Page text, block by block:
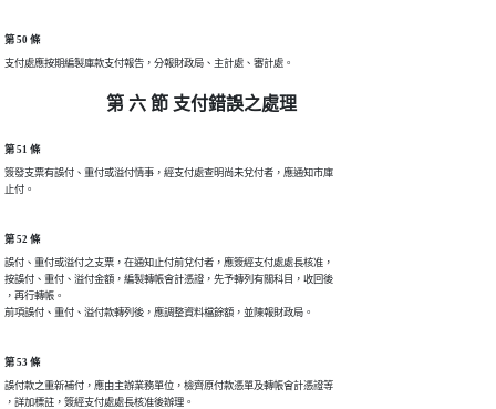
第 50 條
支付處應按期編製庫款支付報告，分報財政局、主計處、審計處。
第 六 節 支付錯誤之處理
第 51 條
簽發支票有誤付、重付或溢付情事，經支付處查明尚未兌付者，應通知市庫
止付。
第 52 條
誤付、重付或溢付之支票，在通知止付前兌付者，應簽經支付處處長核准，
按誤付、重付、溢付金額，編製轉帳會計憑證，先予轉列有關科目，收回後
，再行轉帳。
前項誤付、重付、溢付款轉列後，應調整資料檔餘額，並陳報財政局。
第 53 條
誤付款之重新補付，應由主辦業務單位，檢齊原付款憑單及轉帳會計憑證等
，詳加標註，簽經支付處處長核准後辦理。